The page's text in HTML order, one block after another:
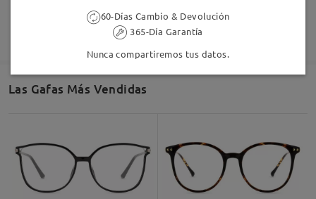
Las Gafas Más Vendidas
60-Días Cambio & Devolución
365-Día Garantía
Nunca compartiremos tus datos.